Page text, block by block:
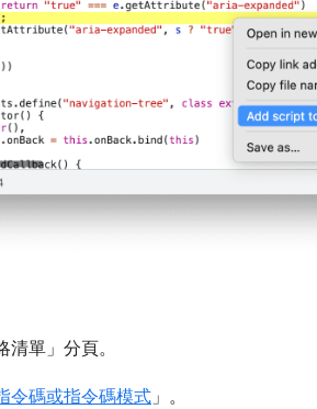
清單」 分頁。
令碼或指令碼模式 」。